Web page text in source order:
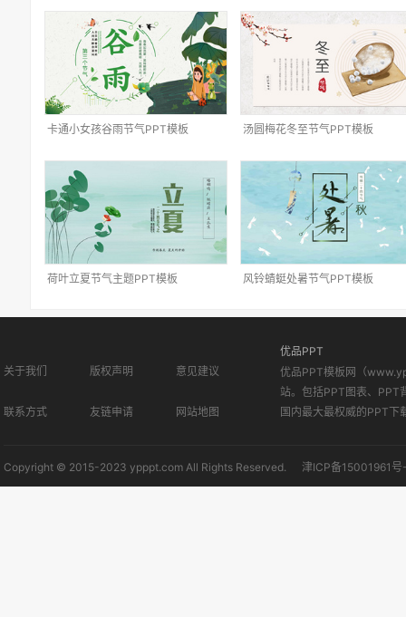
卡通小女孩谷雨节气PPT模板 汤圆梅花冬至节气PPT模板
荷叶立夏节气主题PPT模板 风铃蜻蜓处暑节气PPT模板
关于我们 版权声明 意见建议
联系方式 友链申请 网站地图
优品PPT
优品PPT模板网（
站。包括PPT图表、PPT
国内最大最权威的PPT下
Copyright © 2015-2023 ypppt.com All Rights Reserved. 津ICP备15001961号